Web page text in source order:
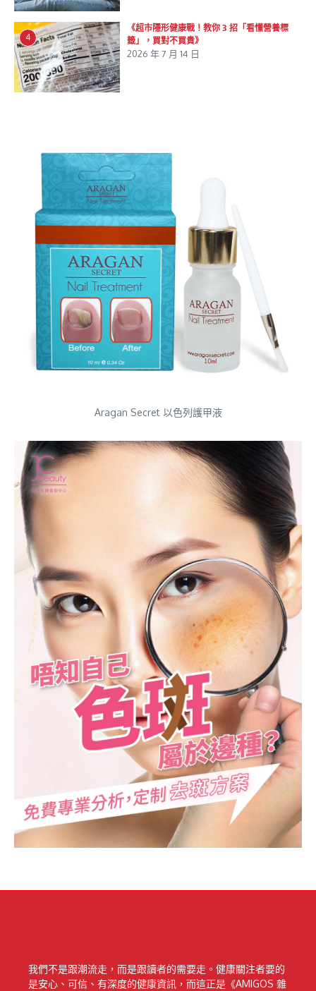
4
《超市隱形健康戰！教你 3 招「看懂營養標
籤」，買對不買貴》
2026 年 7 月 14 日
Aragan Secret 以色列護甲液
我們不是跟潮流走，而是跟讀者的需要走。健康關注者要的
是安心、可信、有深度的健康資訊，而這正是《AMIGOS 雜